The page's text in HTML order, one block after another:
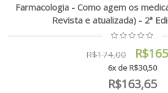
Farmacologia - Como agem os
Revista e atualizada) - 2ª
R$174,00
6x de R$30,50
R$163,65